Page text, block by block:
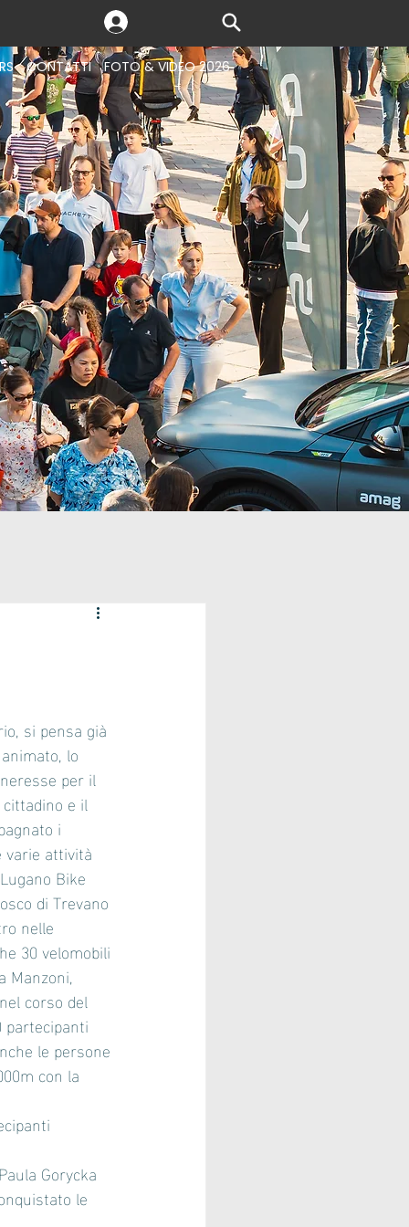
CONTATTI FOTO & VIDEO 2026
si pensa già
lo
per il
e il
i
attività
Bike
di Trevano
nelle
30 velomobili
Manzoni,
corso del
partecipanti
le persone
con la
Gorycka
le